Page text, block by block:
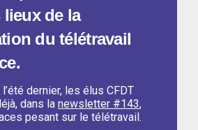
lieux de la
du télétravail
dernier, les élus CFDT
dans la newsletter #143,
pesant sur le télétravail.